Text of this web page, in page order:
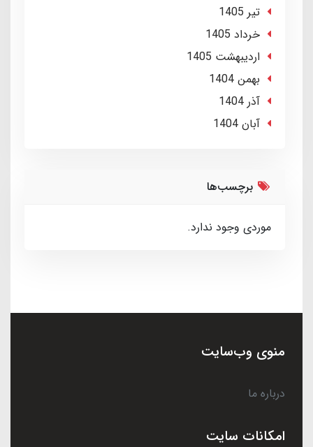
تير 1405
خرداد 1405
ارديبهشت 1405
بهمن 1404
آذر 1404
آبان 1404
برچسب‌ها
موردی وجود ندارد.
منوی وب‌سایت
درباره ما
امکانات سایت